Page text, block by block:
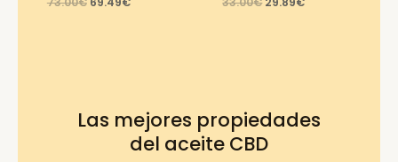
Las mejores propiedades
del aceite CBD